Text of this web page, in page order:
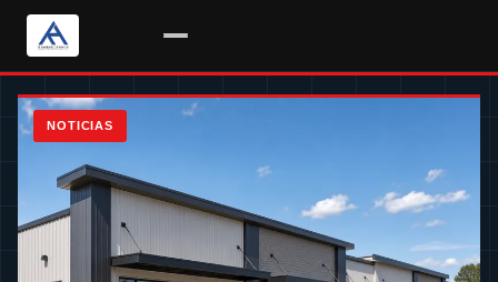
contenido
NOTICIAS